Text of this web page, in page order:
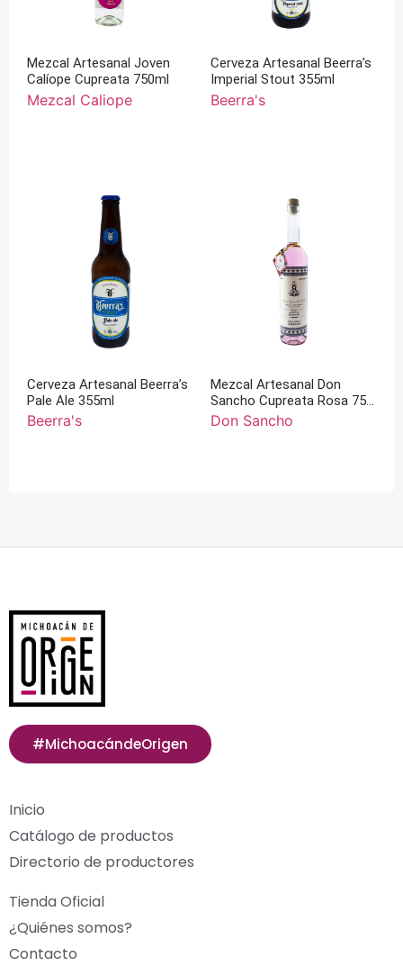
Mezcal Artesanal Joven
Calíope Cupreata 750ml
Mezcal Caliope
Cerveza Artesanal Beerra’s
Imperial Stout 355ml
Beerra's
Cerveza Artesanal Beerra’s
Pale Ale 355ml
Beerra's
Mezcal Artesanal Don
Sancho Cupreata Rosa 750
ml
Don Sancho
#MichoacándeOrigen
Inicio
Catálogo de productos
Directorio de productores
Tienda Oficial
¿Quiénes somos?
Contacto